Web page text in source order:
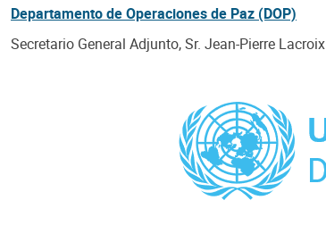
Departamento de Operaciones de Paz (DOP)
Secretario General Adjunto, Sr. Jean-Pierre Lacroix